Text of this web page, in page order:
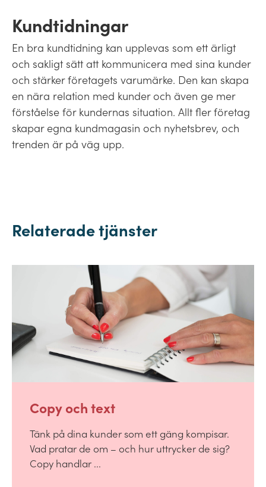
Kundtidningar
En bra kundtidning kan upplevas som ett ärligt
och sakligt sätt att kommunicera med sina kunder
och stärker företagets varumärke. Den kan skapa
en nära relation med kunder och även ge mer
förståelse för kundernas situation. Allt fler företag
skapar egna kundmagasin och nyhetsbrev, och
trenden är på väg upp.
Relaterade tjänster
Copy och text
Tänk på dina kunder som ett gäng kompisar.
Vad pratar de om – och hur uttrycker de sig?
Copy handlar ...